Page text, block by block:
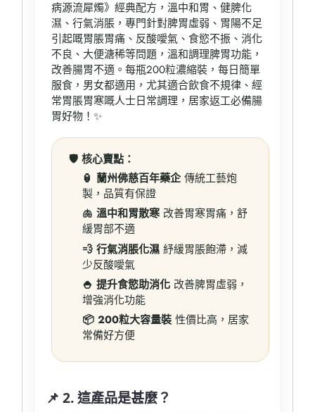
病源流犀燭》經典配方，溫中和胃、健脾化
濕、行氣消脹，專門針對脾胃虛弱、胃陽不足
引起嘅胃脹胃痛、反酸噯氣、食慾不振、消化
不良、大便溏稀等問題，溫和調理脾胃功能，
改善腸胃不適。每瓶200粒濃縮裝，每日簡單
服食，男女都適用，尤其適合飲食不規律、經
常胃脹胃寒嘅人士日常調理，居家返工必備腸
胃好物！✨
🛡️ 核心賣點：
🏮 蘭州佛慈百年藥企傳統工藝炮
製，品質有保證
🫁 溫中和胃散寒改善胃寒胃痛，舒
緩胃部不適
💨 行氣消脹化濕 紓緩胃脹飽滯，減
少反酸噯氣
🍚 提升食慾助消化 改善脾胃虛弱，
增強消化功能
📦 200粒大容量裝性價比高，居家
常備好方便
📌 2. 這產品是甚麼？